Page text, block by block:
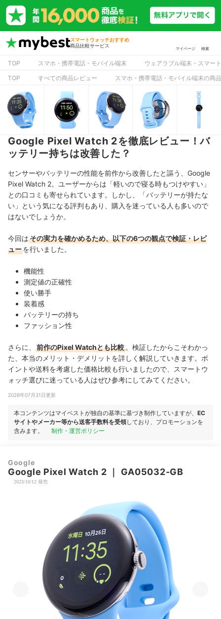
スマートウォッチおすすめ
商品比較サービス
マイページ 検索
TOP スマホ・携帯電話・モバイル端末
ウェアラブル端末・スマー
TOP
すべての商品レビュー スマホ・携帯電話・モバイル端末の商
Google Pixel Watch 2を徹底レビュー！バ
ッテリー持ちは改善した？
センサーやバッテリーの性能を前作から改善したと謳う、Google
Pixel Watch 2。ユーザーからは「軽いので寝る時もつけやすい」
との口コミも寄せられています。しかし、「バッテリーが持たな
い」という気になる評判もあり、購入を迷っている人も多いので
はないでしょうか。
今回はその実力を確かめるため、以下の6つの観点で検証・レビ
ューを行いました。
機能性
測定値の正確性
使い勝手
装着感
バッテリーの持ち
ファッション性
さらに、 前作のPixel Watchとも比較 。検証したからこそわかっ
た、本当のメリット・デメリットを詳しく解説していきます。ポ
イントや送料を考慮した価格比較も行いましたので、スマートウ
ォッチ選びに迷っている人はぜひ参考にしてみてください。
2026年07月31日更新
本コンテンツはマイベストが独自の基準に基づき制作していますが、 EC
サイトやメーカー等から送客手数料を受領しており、プロモーションを
含みます。
制作・運営ポリシー
Google
Google Pixel Watch 2 GA05032-GB
2023/10/12 発売